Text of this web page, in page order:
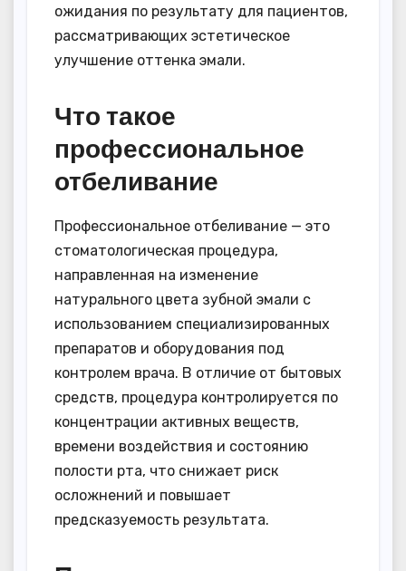
ожидания по результату для пациентов,
рассматривающих эстетическое
улучшение оттенка эмали.
Что такое
профессиональное
отбеливание
Профессиональное отбеливание — это
стоматологическая процедура,
направленная на изменение
натурального цвета зубной эмали с
использованием специализированных
препаратов и оборудования под
контролем врача. В отличие от бытовых
средств, процедура контролируется по
концентрации активных веществ,
времени воздействия и состоянию
полости рта, что снижает риск
осложнений и повышает
предсказуемость результата.